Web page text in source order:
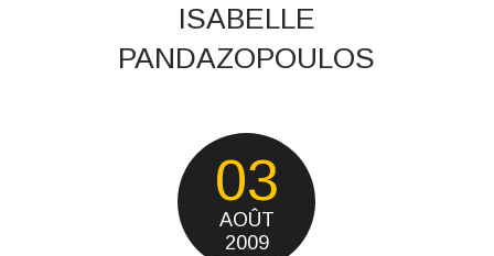
ISABELLE
PANDAZOPOULOS
03
AOÛT
2009